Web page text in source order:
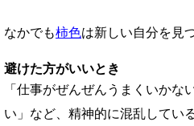
なかでも柿色は新しい自分を見
避けた方がいいとき
「仕事がぜんぜんうまくいかな
い」など、精神的に混乱してい